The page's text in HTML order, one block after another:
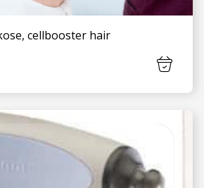
cellbooster hair